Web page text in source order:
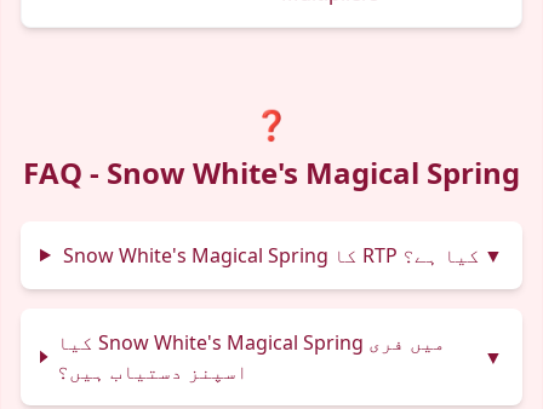
❓
FAQ - Snow White's Magical Spring
Snow White's Magical Spring کا RTP کیا ہے؟ ▼
کیا Snow White's Magical Spring میں فری
اسپنز دستیاب ہیں؟
▼